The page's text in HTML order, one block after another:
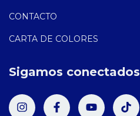
CONTACTO
CARTA DE COLORES
Sigamos conectados